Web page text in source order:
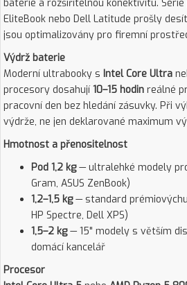
baterie a rozšiřitelnou konektivitu. Série
EliteBook nebo Dell Latitude prošly
jsou optimalizovány pro firemní
Výdrž baterie
Moderní ultrabooky s Intel Core Ultra
procesory dosahují 10–15 hodin reálné
pracovní den bez hledání zásuvky. Při
výdrže, ne jen deklarované maximum
Hmotnost a přenositelnost
Pod 1,2 kg— ultralehké modely
Gram, ASUS ZenBook)
1,2–1,5 kg— standard
HP Spectre, Dell XPS)
1,5–2 kg— 15" modely s větším
domácí kancelář
Procesor